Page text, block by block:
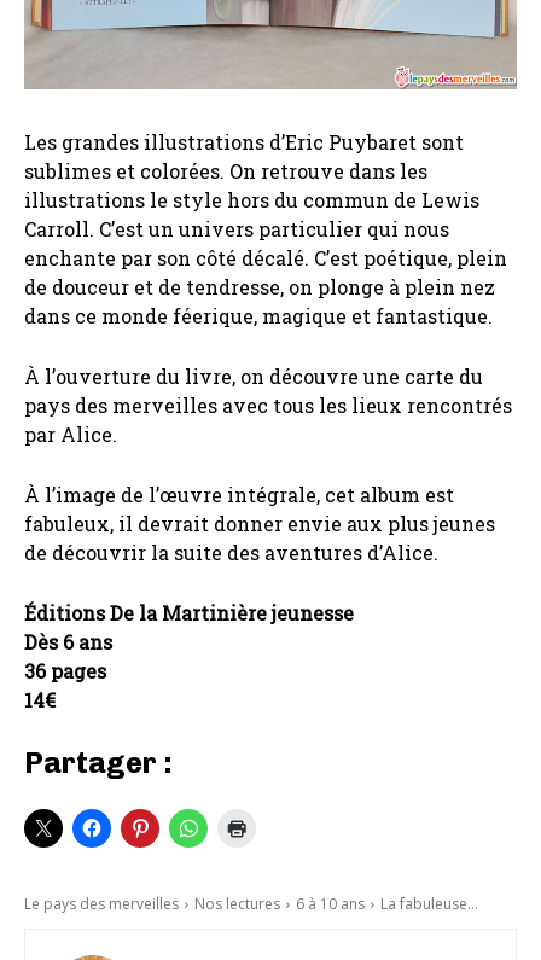
Les grandes illustrations d’Eric Puybaret sont
sublimes et colorées. On retrouve dans les
illustrations le style hors du commun de Lewis
Carroll. C’est un univers particulier qui nous
enchante par son côté décalé. C’est poétique, plein
de douceur et de tendresse, on plonge à plein nez
dans ce monde féerique, magique et fantastique.
À l’ouverture du livre, on découvre une carte du
pays des merveilles avec tous les lieux rencontrés
par Alice.
À l’image de l’œuvre intégrale, cet album est
fabuleux, il devrait donner envie aux plus jeunes
de découvrir la suite des aventures d’Alice.
Éditions De la Martinière jeunesse
Dès 6 ans
36 pages
14€
Partager :
Le pays des merveilles Nos lectures 6 à 10 ans La fabuleuse...